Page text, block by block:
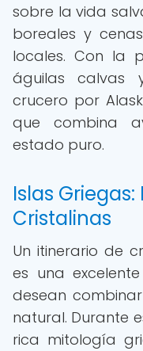
sobre la vida
boreales y
locales. Con la
águilas calvas
crucero por
que combina
estado puro.
Islas
Cristalinas
Un itinerario de
es una
desean
natural. Durante
rica mitología